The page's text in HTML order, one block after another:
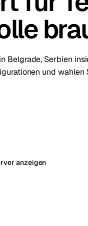
Stockholm
Warsaw
Belgrade, Serbien
und wahlen
anzeigen